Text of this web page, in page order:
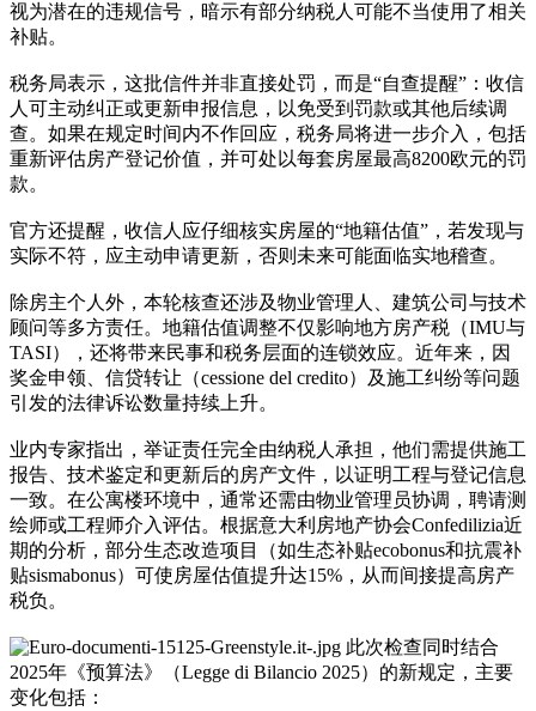
视为潜在的违规信号，暗示有部分纳税人可能不当使用了相关
补贴。
税务局表示，这批信件并非直接处罚，而是“自查提醒”：收信
人可主动纠正或更新申报信息，以免受到罚款或其他后续调
查。如果在规定时间内不作回应，税务局将进一步介入，包括
重新评估房产登记价值，并可处以每套房屋最高8200欧元的罚
款。
官方还提醒，收信人应仔细核实房屋的“地籍估值”，若发现与
实际不符，应主动申请更新，否则未来可能面临实地稽查。
除房主个人外，本轮核查还涉及物业管理人、建筑公司与技术
顾问等多方责任。地籍估值调整不仅影响地方房产税（IMU与
TASI），还将带来民事和税务层面的连锁效应。近年来，因
奖金申领、信贷转让（cessione del credito）及施工纠纷等问题
引发的法律诉讼数量持续上升。
业内专家指出，举证责任完全由纳税人承担，他们需提供施工
报告、技术鉴定和更新后的房产文件，以证明工程与登记信息
一致。在公寓楼环境中，通常还需由物业管理员协调，聘请测
绘师或工程师介入评估。根据意大利房地产协会Confedilizia近
期的分析，部分生态改造项目（如生态补贴ecobonus和抗震补
贴sismabonus）可使房屋估值提升达15%，从而间接提高房产
税负。
此次检查同时结合
2025年《预算法》（Legge di Bilancio 2025）的新规定，主要
变化包括：